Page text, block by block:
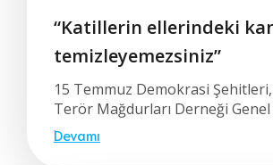
“Katillerin ellerindeki
temizleyemezsiniz”
15 Temmuz Demokrasi
Terör Mağdurları Derneği
Devamı